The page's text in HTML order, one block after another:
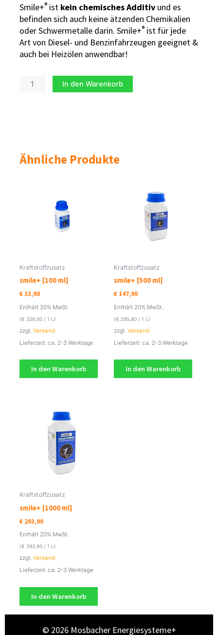
Smile+® ist kein chemisches Additiv und es
befinden sich auch keine ätzenden Chemikalien
oder Schwermetalle darin. Smile+® ist für jede
Art von Diesel- und Benzinfahrzeugen geeignet &
auch bei Heizölen anwendbar!
smile+
In den Warenkorb
Ähnliche Produkte
Kraftstoffzusatz
smile+ [100 ml]
€33,90
Enthält 20% MwSt.
(€ 339,00 / 1 L)
zzgl. Versand
Lieferzeit: ca. 2-3 Werktage
In den Warenkorb
Kraftstoffzusatz
smile+ [500 ml]
€ 147,90
Enthält 20% MwSt.
(€ 295,80 / 1 L)
zzgl. Versand
Lieferzeit: ca. 2-3 Werktage
In den Warenkorb
Kraftstoffzusatz
smile+ [1000 ml]
€ 293,90
Enthält 20% MwSt.
(€ 293,90 / 1 L)
zzgl. Versand
Lieferzeit: ca. 2-3 Werktage
In den Warenkorb
© 2026 Mosbacher Energiesysteme+